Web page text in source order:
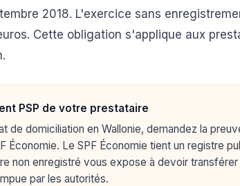
2018. L'exercice sans
Cette obligation s'applique aux
PSP de votre prestataire
de domiciliation en Wallonie, demandez la
Économie. Le SPF Économie tient un registre
non enregistré vous expose à devoir
par les autorités.